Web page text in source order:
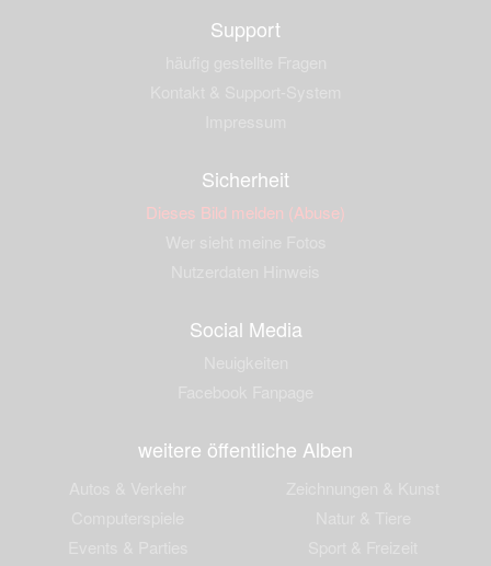
Support
Sicherheit
Dieses Bild melden (Abuse)
Social Media
weitere öffentliche Alben